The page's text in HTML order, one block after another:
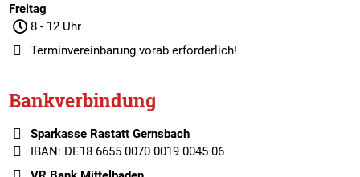
Freitag
8 - 12 Uhr
Terminvereinbarungvorab erforderlich!
Bankverbindung
Sparkasse Rastatt Gernsbach
IBAN: DE18 6655 0070 0019 0045 06